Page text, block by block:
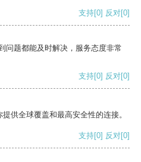
支持[0] 反对[0]
问题都能及时解决，服务态度非常
支持[0] 反对[0]
供全球覆盖和最高安全性的连接。
支持[0] 反对[0]